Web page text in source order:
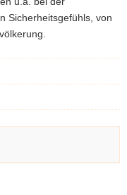
Sicherheitsgefühls, von